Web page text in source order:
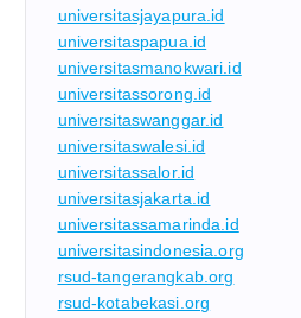
universitasjayapura.id
universitaspapua.id
universitasmanokwari.id
universitassorong.id
universitaswanggar.id
universitaswalesi.id
universitassalor.id
universitasjakarta.id
universitassamarinda.id
universitasindonesia.org
rsud-tangerangkab.org
rsud-kotabekasi.org